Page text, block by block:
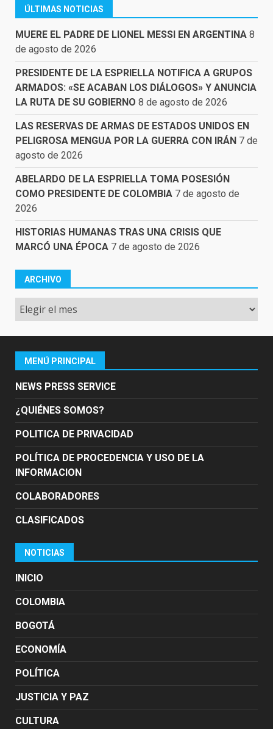
ÚLTIMAS NOTICIAS
MUERE EL PADRE DE LIONEL MESSI EN ARGENTINA 8
de agosto de 2026
PRESIDENTE DE LA ESPRIELLA NOTIFICA A GRUPOS
ARMADOS: «SE ACABAN LOS DIÁLOGOS» Y ANUNCIA
LA RUTA DE SU GOBIERNO 8 de agosto de 2026
LAS RESERVAS DE ARMAS DE ESTADOS UNIDOS EN
PELIGROSA MENGUA POR LA GUERRA CON IRÁN 7 de
agosto de 2026
ABELARDO DE LA ESPRIELLA TOMA POSESIÓN
COMO PRESIDENTE DE COLOMBIA 7 de agosto de
2026
HISTORIAS HUMANAS TRAS UNA CRISIS QUE
MARCÓ UNA ÉPOCA 7 de agosto de 2026
ARCHIVO
Archivo
MENÚ PRINCIPAL
NEWS PRESS SERVICE
¿QUIÉNES SOMOS?
POLITICA DE PRIVACIDAD
POLÍTICA DE PROCEDENCIA Y USO DE LA
INFORMACION
COLABORADORES
CLASIFICADOS
NOTICIAS
INICIO
COLOMBIA
BOGOTÁ
ECONOMÍA
POLÍTICA
JUSTICIA Y PAZ
CULTURA